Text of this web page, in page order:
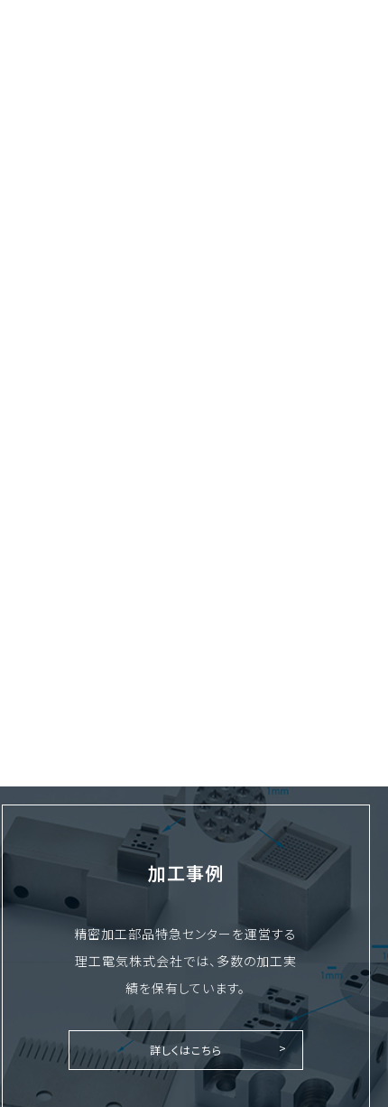
加工事例
精密加工部品特急センターを運営する
理工電気株式会社では、多数の加工実
績を保有しています。
詳しくはこちら